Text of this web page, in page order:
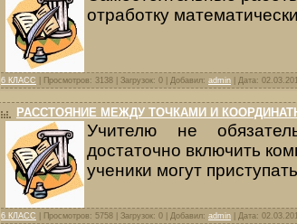
отработку
6 КЛАСС | Просмотров: 3138 | Загрузок: 0 | Добавил: admin | Дата:
РАССТОЯНИЕ МЕЖДУ ТОЧКАМИ И
Учителю не
достаточно включить
ученики могут
6 КЛАСС | Просмотров: 5758 | Загрузок: 0 | Добавил: admin | Дата: